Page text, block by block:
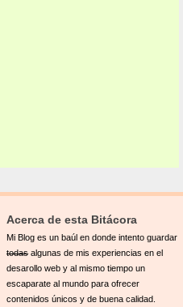
Acerca de esta Bitácora
Mi Blog es un baúl en donde intento guardar
todasalgunas de mis experiencias en el
desarollo web y al mismo tiempo un
escaparate al mundo para ofrecer
contenidos únicos y de buena calidad.